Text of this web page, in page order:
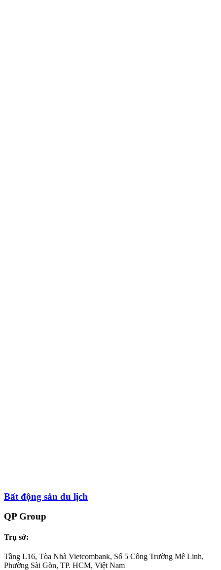
Bất động sản du lịch
QP Group
Trụ sở:
Tầng L16, Tòa Nhà Vietcombank, Số 5 Công Trường Mê Linh,
Phường Sài Gòn, TP. HCM, Việt Nam